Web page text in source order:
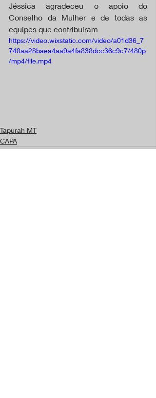
Jéssica agradeceu o apoio do
Conselho da Mulher e de todas as
equipes que contribuíram
https://video.wixstatic.com/video/a01d36_7
748aa28baea4aa9a4fa838dcc36c9c7/480p
/mp4/file.mp4
Tapurah MT
CAPA